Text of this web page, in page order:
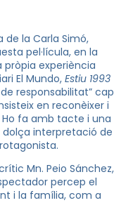
la Carla Simó,
pel·lícula, en la
pròpia experiència
El Mundo, Estiu 1993
responsabilitat” cap
en reconèixer i
Ho fa amb tacte i una
interpretació de
Mn. Peio Sánchez,
percep el
i la família, com a